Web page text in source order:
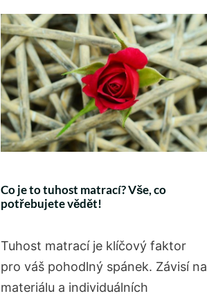
Co je to tuhost matrací? Vše, co
potřebujete vědět!
Tuhost matrací je klíčový faktor
pro váš pohodlný spánek. Závisí na
materiálu a individuálních